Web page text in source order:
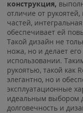
конструкция,
отличие от
частей,
обеспечивает ей
Такой дизайн не
ножа, но и делает
использовании.
рукоятью, такой как
элегантно, но и
эксплуатационные
идеальным выбором
долговечность и